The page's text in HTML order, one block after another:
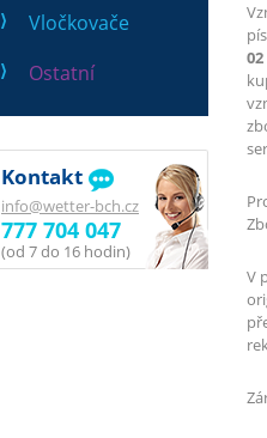
Vločkovače
Ostatní
Kontakt
info@wetter-bch.cz
777 704 047
(od 7 do 16 hodin)
V